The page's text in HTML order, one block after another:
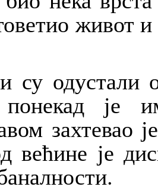
живот
су одустали
је
захтевао
већине је